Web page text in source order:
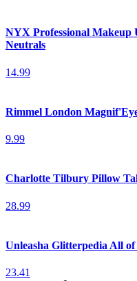
NYX Professional Makeup
Neutrals
14.99
Rimmel London
9.99
Charlotte Tilbury Pillow
28.99
Unleasha Glitterpedia All
23.41